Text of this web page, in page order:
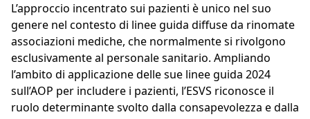
L’approccio incentrato sui pazienti è unico nel suo
genere nel contesto di linee guida diffuse da rinomate
associazioni mediche, che normalmente si rivolgono
esclusivamente al personale sanitario. Ampliando
l’ambito di applicazione delle sue linee guida 2024
sull’AOP per includere i pazienti, l’ESVS riconosce il
ruolo determinante svolto dalla consapevolezza e dalla